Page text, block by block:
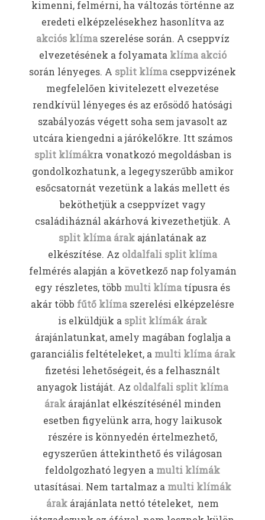
kimenni, felmérni, ha változás történne az
eredeti elképzelésekhez hasonlítva az
akciós klímaszerelése során. A cseppvíz
elvezetésének a folyamata klíma akció
során lényeges. A split klíma cseppvizének
megfelelően kivitelezett elvezetése
rendkívül lényeges és az erősödő hatósági
szabályozás végett soha sem javasolt az
utcára kiengedni a járókelőkre. Itt számos
split klímákra vonatkozó megoldásban is
gondolkozhatunk, a legegyszerűbb amikor
esőcsatornát vezetünk a lakás mellett és
beköthetjük a cseppvízet vagy
családiháznál akárhová kivezethetjük. A
split klíma árak ajánlatának az
elkészítése. Az oldalfali split klíma
felmérés alapján a következő nap folyamán
egy részletes, több multi klíma típusra és
akár több fűtő klíma szerelési elképzelésre
is elküldjük a split klímák árak
árajánlatunkat, amely magában foglalja a
garanciális feltételeket, a multi klíma árak
fizetési lehetőségeit, és a felhasznált
anyagok listáját. Az oldalfali split klíma
árakárajánlat elkészítésénél minden
esetben figyelünk arra, hogy laikusok
részére is könnyedén értelmezhető,
egyszerűen áttekinthető és világosan
feldolgozható legyen a multi klímák
utasításai. Nem tartalmaz a multi klímák
árak árajánlata nettó tételeket, nem